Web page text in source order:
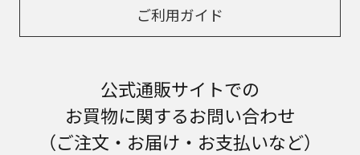
ご利用ガイド
公式通販サイトでの
お買物に関するお問い合わせ
（ご注文・お届け・お支払いなど）